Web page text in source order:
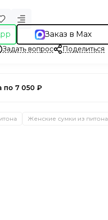
Заказ в Max
Задать вопрос Поделиться
по 7 050 ₽
Женские сумки из питона